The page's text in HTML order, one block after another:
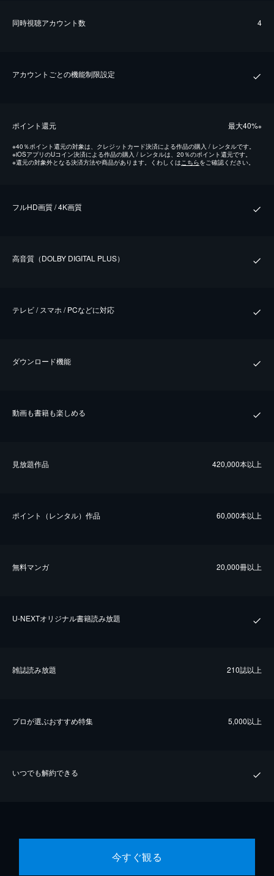
同時視聴アカウント数 4
アカウントごとの機能制限設定
ポイント還元 最⼤40%※
※40％ポイント還元の対象は、クレジットカード決済による作品の購入 / レンタルです。
※iOSアプリのUコイン決済による作品の購入 / レンタルは、20％のポイント還元です。
※還元の対象外となる決済方法や商品があります。くわしくはこちらをご確認ください。
フルHD画質 / 4K画質
⾼⾳質（DOLBY DIGITAL PLUS）
テレビ / スマホ / PCなどに対応
ダウンロード機能
動画も書籍も楽しめる
⾒放題作品 420,000本以上
ポイント（レンタル）作品 60,000本以上
無料マンガ 20,000冊以上
U-NEXTオリジナル書籍読み放題
雑誌読み放題 210誌以上
プロが選ぶおすすめ特集 5,000以上
いつでも解約できる
今すぐ観る